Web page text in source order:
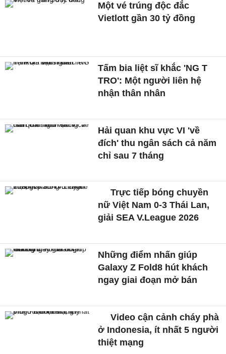
Một vé trúng độc đắc
Vietlott gần 30 tỷ đồng
Tấm bia liệt sĩ khắc 'NG T
TRO': Một người liên hệ
nhận thân nhân
Hải quan khu vực VI 'về
đích' thu ngân sách cả năm
chỉ sau 7 tháng
Trực tiếp bóng chuyền
nữ Việt Nam 0-3 Thái Lan,
giải SEA V.League 2026
Những điểm nhấn giúp
Galaxy Z Fold8 hút khách
ngay giai đoạn mở bán
Video cận cảnh cháy phà
ở Indonesia, ít nhất 5 người
thiệt mạng